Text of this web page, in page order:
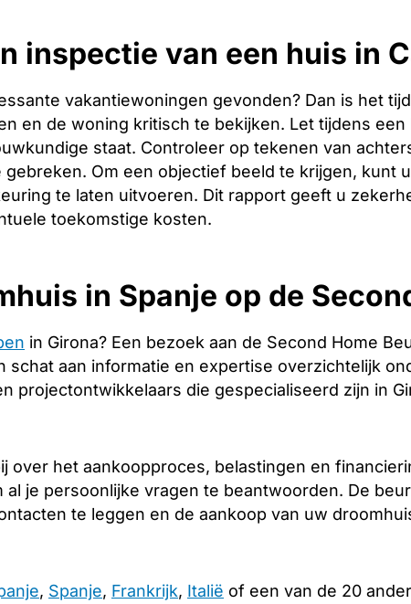
inspectie van een huis in
vakantiewoningen gevonden? Dan is het
en de woning kritisch te bekijken. Let tijdens
staat. Controleer op tekenen van
Om een objectief beeld te krijgen, kunt
te laten uitvoeren. Dit rapport geeft u
toekomstige kosten.
in Spanje op de
in Girona? Een bezoek aan de Second Home
schat aan informatie en expertise overzichtelijk
projectontwikkelaars die gespecialiseerd zijn in
over het aankoopproces, belastingen en
al je persoonlijke vragen te beantwoorden. De
te leggen en de aankoop van uw
, Spanje, Frankrijk, Italië of een van de 20